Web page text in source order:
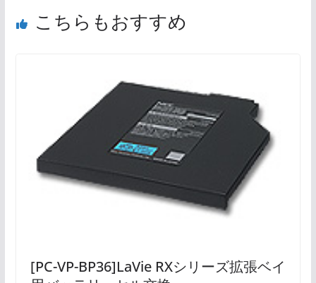
こちらもおすすめ
[PC-VP-BP36]LaVie RXシリーズ拡張ベイ